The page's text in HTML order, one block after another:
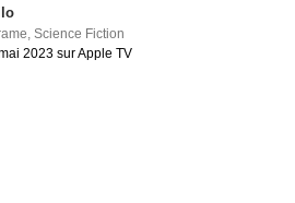
,Science Fiction
2023 sur Apple TV